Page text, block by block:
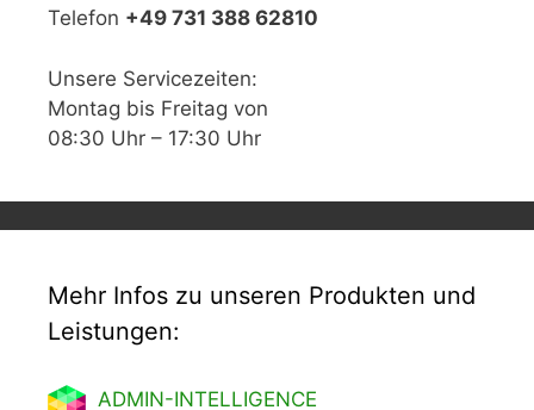
Telefon +49 731 388 62810
Unsere Servicezeiten:
Montag bis Freitag von
08:30 Uhr – 17:30 Uhr
Mehr Infos zu unseren Produkten und
Leistungen:
ADMIN-INTELLIGENCE